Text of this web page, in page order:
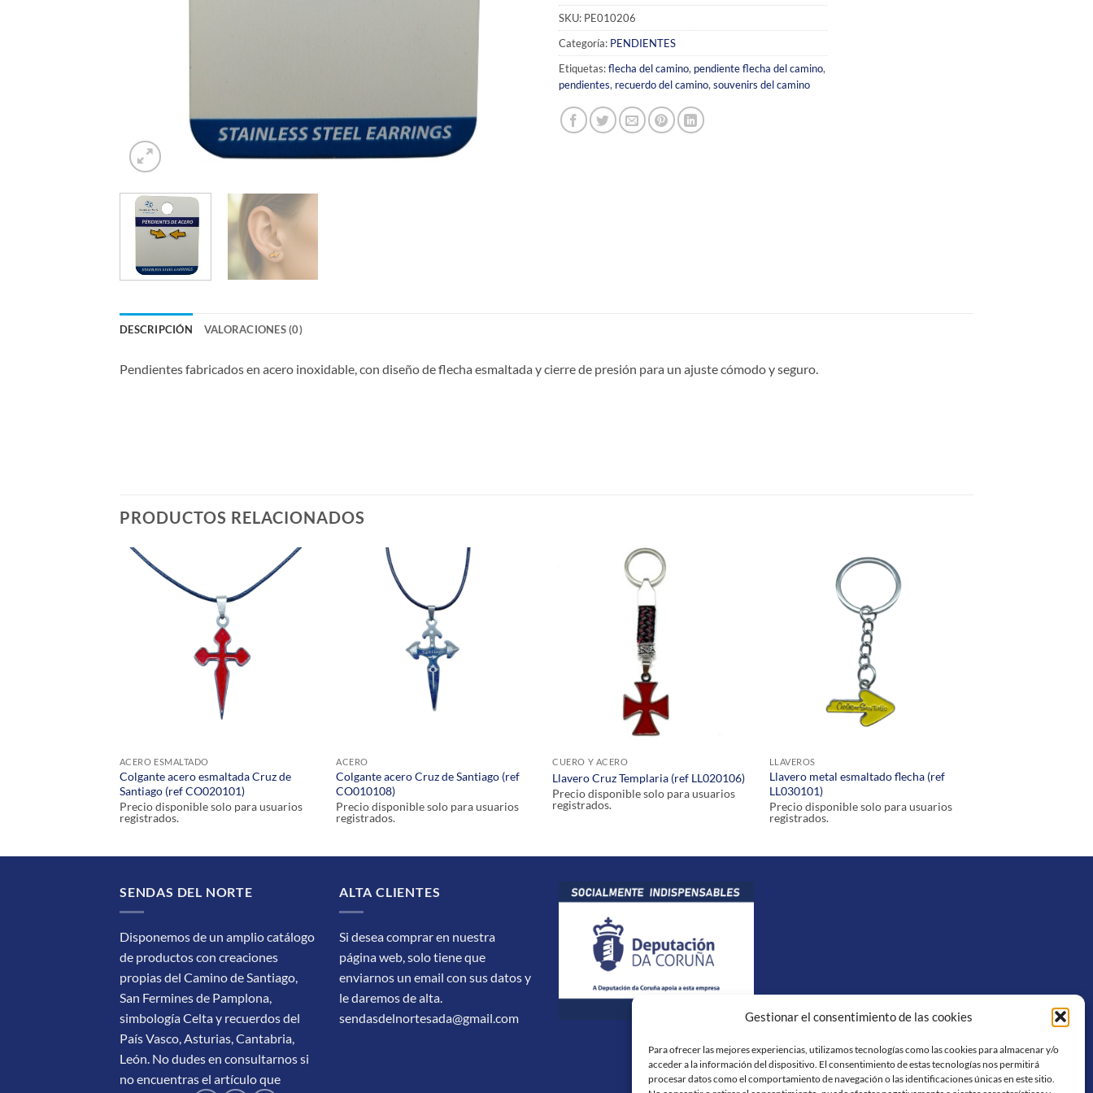
Gestionar el consentimiento de las cookies
Para ofrecer las mejores experiencias, utilizamos tecnologías como las cookies para almacenar y/o
acceder a la información del dispositivo. El consentimiento de estas tecnologías nos permitirá
procesar datos como el comportamiento de navegación o las identificaciones únicas en este sitio.
SKU: PE010206
Categoría: PENDIENTES
Etiquetas:flecha del camino, pendiente flecha del camino,
pendientes, recuerdo del camino, souvenirs del camino
DESCRIPCIÓN VALORACIONES (0)
Pendientes fabricados en acero inoxidable, con diseño de flecha esmaltada y cierre de presión para un ajuste cómodo y seguro.
PRODUCTOS RELACIONADOS
ACERO ESMALTADO
Colgante acero esmaltada Cruz de
Santiago (ref CO020101)
Precio disponible solo para usuarios
registrados.
ACERO
Colgante acero Cruz de Santiago (ref
CO010108)
Precio disponible solo para usuarios
registrados.
CUERO Y ACERO
Llavero Cruz Templaria (ref LL020106)
Precio disponible solo para usuarios
registrados.
LLAVEROS
Llavero metal esmaltado flecha (ref
LL030101)
Precio disponible solo para usuarios
registrados.
SENDAS DEL NORTE
Disponemos de un amplio catálogo
de productos con creaciones
propias del Camino de Santiago,
San Fermines de Pamplona,
simbología Celta y recuerdos del
País Vasco, Asturias, Cantabria,
León. No dudes en consultarnos si
no encuentras el artículo que
ALTA CLIENTES
Si desea comprar en nuestra
página web, solo tiene que
enviarnos un email con sus datos y
le daremos de alta.
sendasdelnortesada@gmail.com